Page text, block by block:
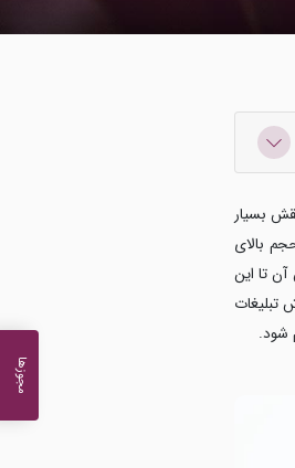
مجوزها
بسیار
بالای
تا این
تبلیغات
شود.